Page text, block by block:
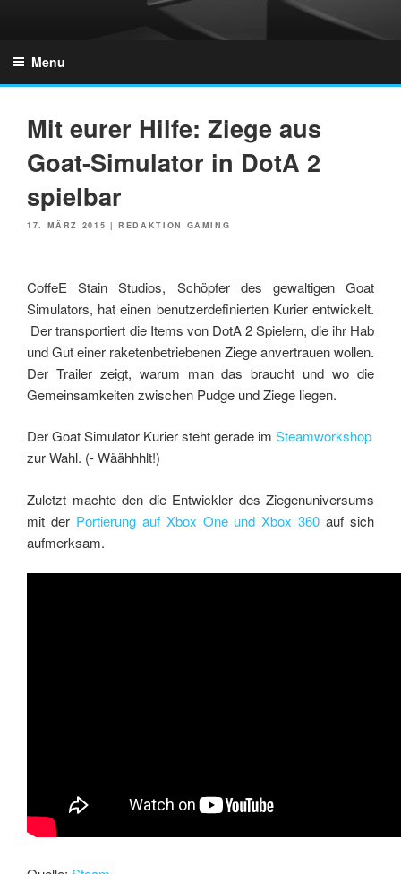
Menu
Mit eurer Hilfe: Ziege aus
Goat-Simulator in DotA 2
spielbar
POSTED
17. MÄRZ 2015 |REDAKTION GAMING
CoffeE Stain Studios, Schöpfer des gewaltigen Goat
Simulators, hat einen benutzerdefinierten Kurier entwickelt.
Der transportiert die Items von DotA 2 Spielern, die ihr Hab
und Gut einer raketenbetriebenen Ziege anvertrauen wollen.
Der Trailer zeigt, warum man das braucht und wo die
Gemeinsamkeiten zwischen Pudge und Ziege liegen.
Der Goat Simulator Kurier steht gerade im Steamworkshop
zur Wahl. (- Wäähhhlt!)
Zuletzt machte den die Entwickler des Ziegenuniversums
mit der Portierung auf Xbox One und Xbox 360 auf sich
aufmerksam.